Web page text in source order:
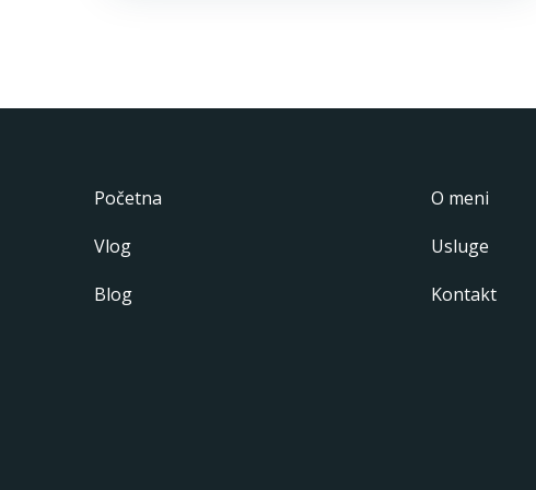
Početna
Vlog
Blog
O meni
Usluge
Kontakt